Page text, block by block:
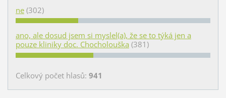
ne (302)
ano, ale dosud jsem si myslel(a), že se to týká jen a
pouze kliniky doc. Chocholouška (381)
Celkový počet hlasů: 941